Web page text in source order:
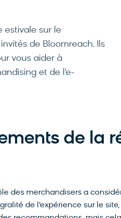
estivale sur le
de Bloomreach. Ils
vous aider à
et de l'e-
de la
des merchandisers a
de l’expérience sur le